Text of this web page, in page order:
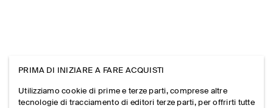
PRIMA DI INIZIARE A FARE ACQUISTI
Utilizziamo cookie di prime e terze parti, comprese altre
tecnologie di tracciamento di editori terze parti, per offrirti tutte